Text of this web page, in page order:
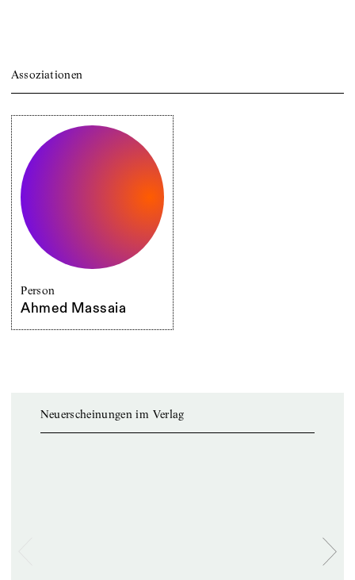
Assoziationen
Person
Ahmed Massaia
Neuerscheinungen im Verlag